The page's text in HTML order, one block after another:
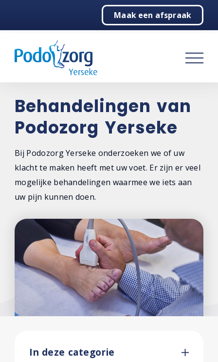
Maak een afspraak
Podologie
Behandelingen
Algemeen
Vergoedingen
Klachtenwijzer
Ervaringen
Contact
Behandelingen van
Podozorg Yerseke
Bij Podozorg Yerseke onderzoeken we of uw
klacht te maken heeft met uw voet. Er zijn er veel
mogelijke behandelingen waarmee we iets aan
uw pijn kunnen doen.
In deze categorie